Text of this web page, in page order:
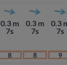
0.3 m
7s
8
0.3 m
7s
8
0.3
7s
9